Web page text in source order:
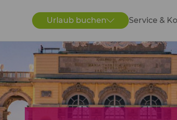
Urlaub buchen Service &